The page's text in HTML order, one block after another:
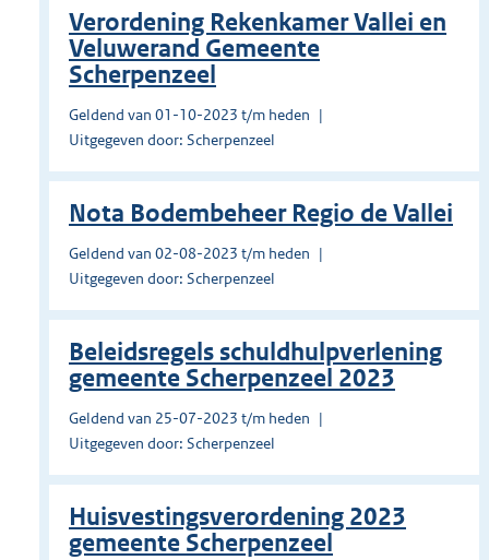
Verordening Rekenkamer Vallei en
Veluwerand Gemeente
Scherpenzeel
Geldend van 01-10-2023 t/m heden
Uitgegeven door: Scherpenzeel
Nota Bodembeheer Regio de Vallei
Geldend van 02-08-2023 t/m heden
Uitgegeven door: Scherpenzeel
Beleidsregels schuldhulpverlening
gemeente Scherpenzeel 2023
Geldend van 25-07-2023 t/m heden
Uitgegeven door: Scherpenzeel
Huisvestingsverordening 2023
gemeente Scherpenzeel